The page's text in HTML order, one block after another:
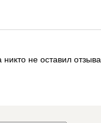
не оставил отзыва.